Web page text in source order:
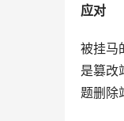
应对
被挂马
是篡改
题删除